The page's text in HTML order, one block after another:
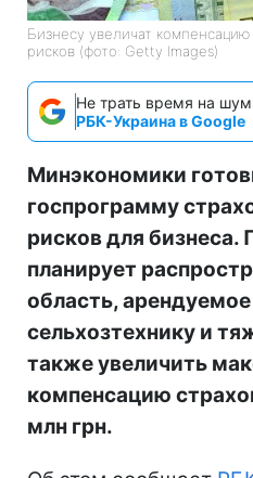
Бизнесу увеличат
рисков (фото: Getty Images)
Не трать время на
РБК-Украина в Google
Минэкономики
госпрограмму
рисков для бизнеса.
планирует
область,
сельхозтехнику и
также увеличить
компенсацию
млн грн.